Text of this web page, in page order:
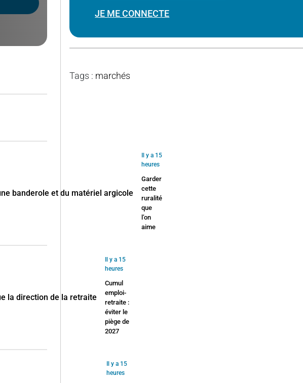
JE ME CONNECTE
Tags : marchés
Il y a 15
heures
Garder
cette
ruralité
que
l’on
aime
Il y a 15
heures
Cumul
emploi-
retraite :
éviter le
piège de
2027
Il y a 15
heures